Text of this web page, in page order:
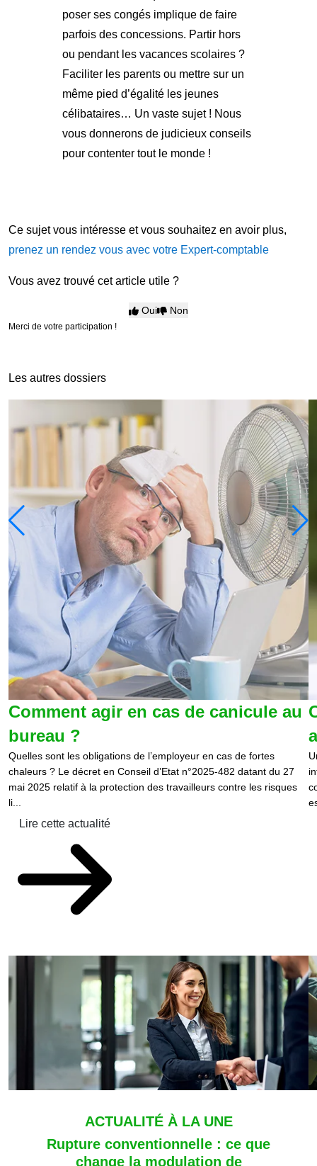
poser ses congés implique de faire
parfois des concessions. Partir hors
ou pendant les vacances scolaires ?
Faciliter les parents ou mettre sur un
même pied d’égalité les jeunes
célibataires… Un vaste sujet ! Nous
vous donnerons de judicieux conseils
pour contenter tout le monde !
Ce sujet vous intéresse et vous souhaitez en avoir plus,
prenez un rendez vous avec votre Expert-comptable
Vous avez trouvé cet article utile ?
Oui Non
Merci de votre participation !
Les autres dossiers
Comment agir en cas de canicule au
bureau ?
Quelles sont les obligations de l’employeur en cas de fortes
chaleurs ? Le décret en Conseil d’Etat n°2025-482 datant du 27
mai 2025 relatif à la protection des travailleurs contre les risques
li...
Lire cette actualité
ACTUALITÉ À LA UNE
Rupture conventionnelle : ce que
change la modulation de